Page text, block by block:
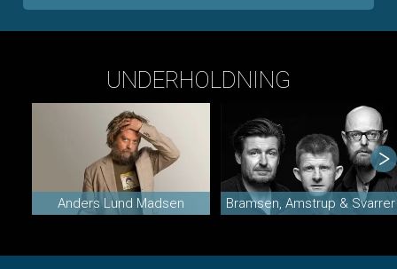
UNDERHOLDNING
Anders Lund Madsen Bramsen, Amstrup & Svarrer